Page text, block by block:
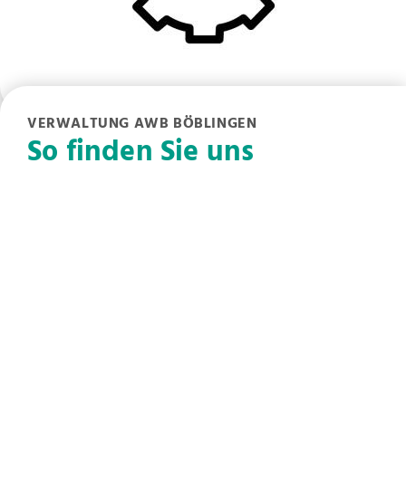
VERWALTUNG AWB BÖBLINGEN
So finden Sie uns